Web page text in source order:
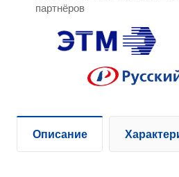
партнёров
Описание